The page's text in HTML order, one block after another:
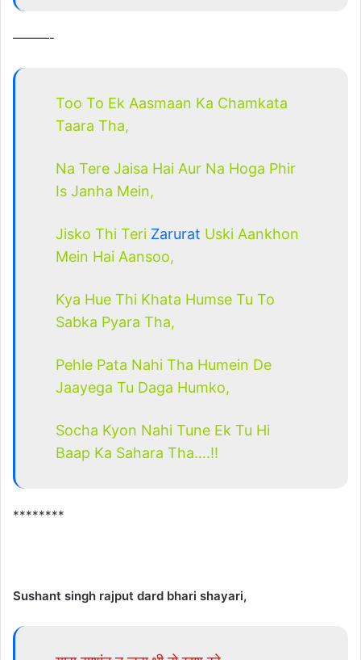
———-
Too To Ek Aasmaan Ka Chamkata
Taara Tha,
Na Tere Jaisa Hai Aur Na Hoga Phir
Is Janha Mein,
Jisko Thi Teri Zarurat Uski Aankhon
Mein Hai Aansoo,
Kya Hue Thi Khata Humse Tu To
Sabka Pyara Tha,
Pehle Pata Nahi Tha Humein De
Jaayega Tu Daga Humko,
Socha Kyon Nahi Tune Ek Tu Hi
Baap Ka Sahara Tha….!!
********
Sushant singh rajput dard bhari shayari,